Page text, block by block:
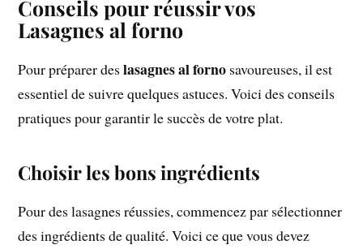
Conseils pour réussir vos
Lasagnes al forno
Pour préparer deslasagnes al forno savoureuses, il est
essentiel de suivre quelques astuces. Voici des conseils
pratiques pour garantir le succès de votre plat.
Choisir les bons ingrédients
Pour des lasagnes réussies, commencez par sélectionner
des ingrédients de qualité. Voici ce que vous devez